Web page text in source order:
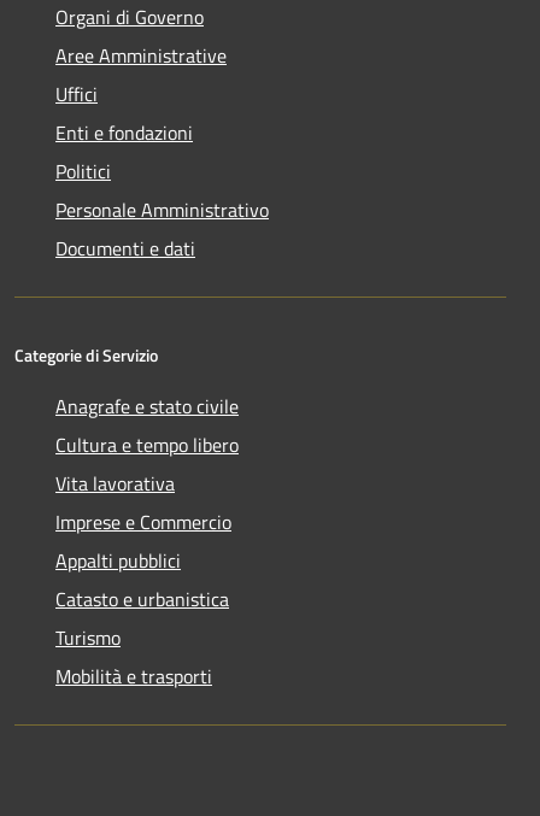
Organi di Governo
Aree Amministrative
Uffici
Enti e fondazioni
Politici
Personale Amministrativo
Documenti e dati
Categorie di Servizio
Anagrafe e stato civile
Cultura e tempo libero
Vita lavorativa
Imprese e Commercio
Appalti pubblici
Catasto e urbanistica
Turismo
Mobilità e trasporti